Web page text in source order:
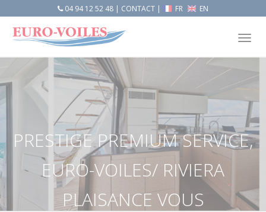
04 94 12 52 48| CONTACT| FR EN
PRESTIGE PREMIUM SERVICE,
EURO-VOILES/ RIVIERA
PLAISANCE VOUS